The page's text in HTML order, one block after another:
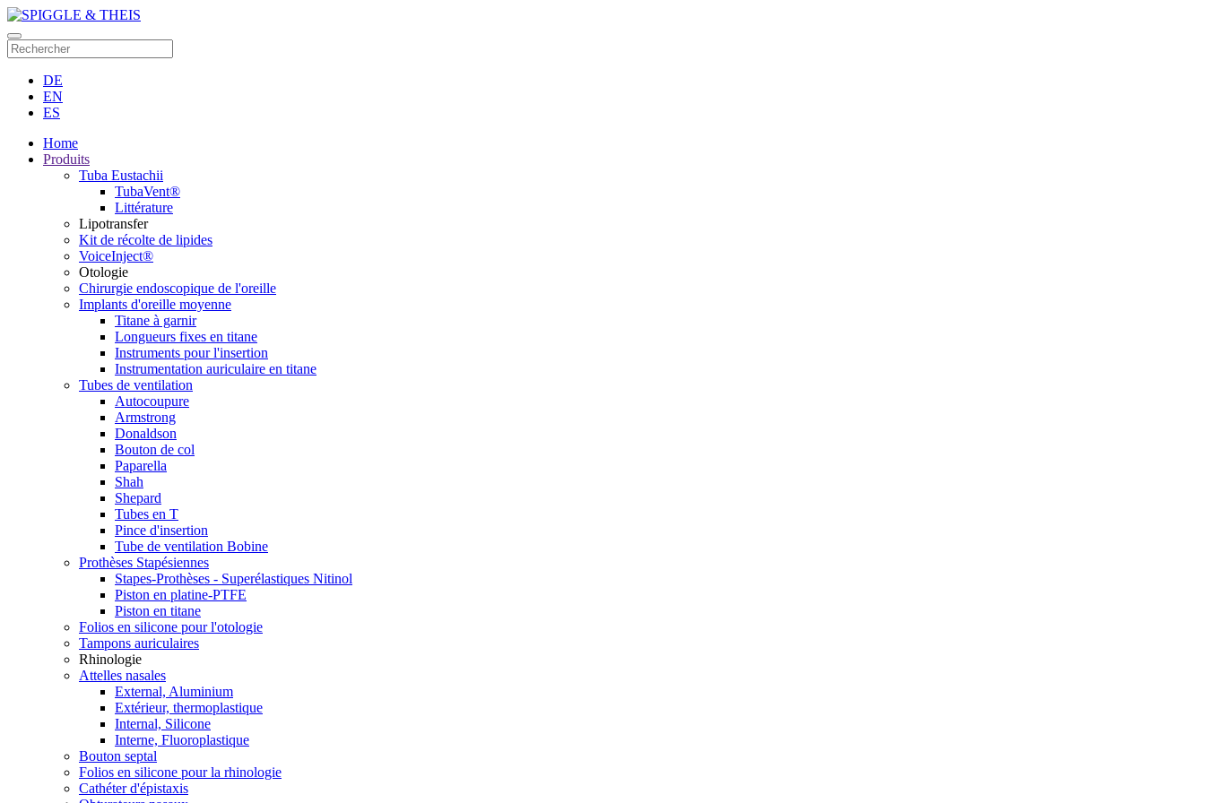
DE
EN
ES
Home
Produits
Tuba Eustachii
TubaVent®
Littérature
Lipotransfer
Kit de récolte de lipides
VoiceInject®
Otologie
Chirurgie endoscopique de l'oreille
Implants d'oreille moyenne
Titane à garnir
Longueurs fixes en titane
Instruments pour l'insertion
Instrumentation auriculaire en titane
Tubes de ventilation
Autocoupure
Armstrong
Donaldson
Bouton de col
Paparella
Shah
Shepard
Tubes en T
Pince d'insertion
Tube de ventilation Bobine
Prothèses Stapésiennes
Stapes-Prothèses - Superélastiques Nitinol
Piston en platine-PTFE
Piston en titane
Folios en silicone pour l'otologie
Tampons auriculaires
Rhinologie
Attelles nasales
External, Aluminium
Extérieur, thermoplastique
Internal, Silicone
Interne, Fluoroplastique
Bouton septal
Folios en silicone pour la rhinologie
Cathéter d'épistaxis